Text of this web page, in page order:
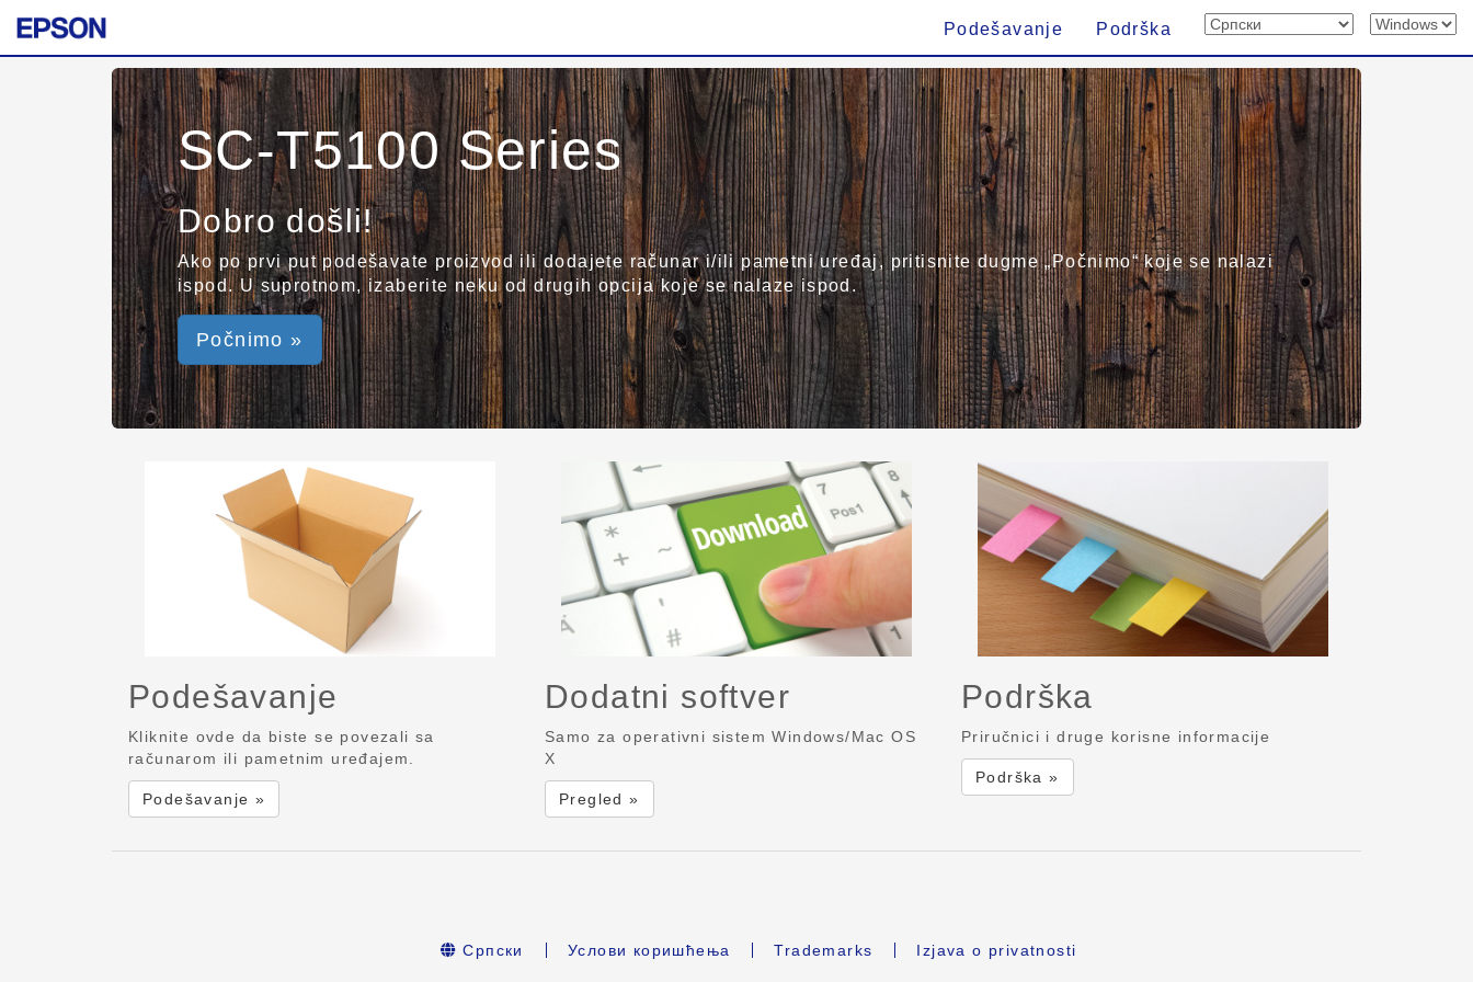
Podešavanje Podrška
SC-T5100 Series
Dobro došli!
Ako po prvi put podešavate proizvod ili dodajete računar i/ili pametni uređaj, pritisnite dugme „Počnimo“ koje se nalazi
ispod. U suprotnom, izaberite neku od drugih opcija koje se nalaze ispod.
Počnimo »
Podešavanje
Kliknite ovde da biste se povezali sa
računarom ili pametnim uređajem.
Podešavanje »
Dodatni softver
Samo za operativni sistem Windows/Mac OS
X
Pregled »
Podrška
Priručnici i druge korisne informacije
Podrška »
Српски Услови коришћења Trademarks Izjava o privatnosti